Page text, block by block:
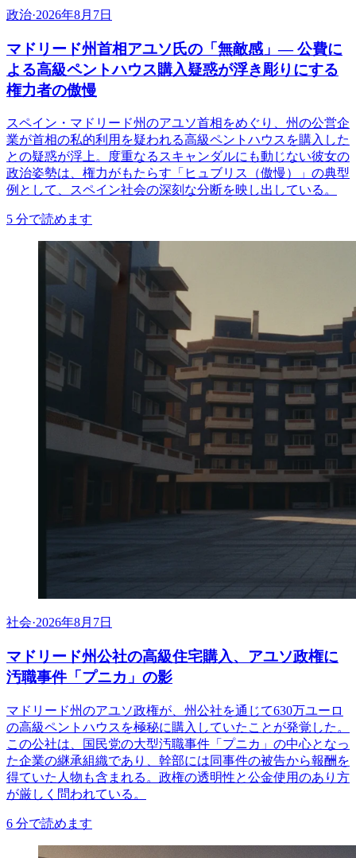
政治·2026年8月7日
マドリード州首相アユソ氏の「無敵感」— 公費に
よる高級ペントハウス購入疑惑が浮き彫りにする
権力者の傲慢
スペイン・マドリード州のアユソ首相をめぐり、州の公営企
業が首相の私的利用を疑われる高級ペントハウスを購入した
との疑惑が浮上。度重なるスキャンダルにも動じない彼女の
政治姿勢は、権力がもたらす「ヒュブリス（傲慢）」の典型
例として、スペイン社会の深刻な分断を映し出している。
5 分で読めます
社会·2026年8月7日
マドリード州公社の高級住宅購入、アユソ政権に
汚職事件「プニカ」の影
マドリード州のアユソ政権が、州公社を通じて630万ユーロ
の高級ペントハウスを極秘に購入していたことが発覚した。
この公社は、国民党の大型汚職事件「プニカ」の中心となっ
た企業の継承組織であり、幹部には同事件の被告から報酬を
得ていた人物も含まれる。政権の透明性と公金使用のあり方
が厳しく問われている。
6 分で読めます